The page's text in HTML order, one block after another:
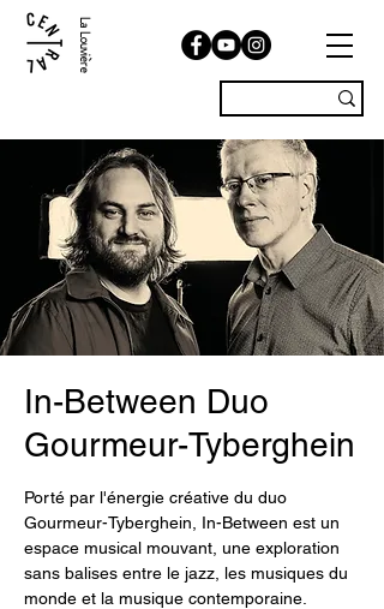
La Louvière
In-Between Duo
Gourmeur-Tyberghein
Porté par l'énergie créative du duo
Gourmeur-Tyberghein, In-Between est un
espace musical mouvant, une exploration
sans balises entre le jazz, les musiques du
monde et la musique contemporaine.